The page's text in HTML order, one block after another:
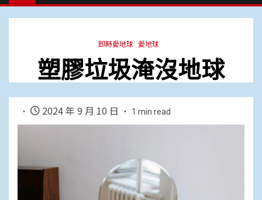
即時愛地球 愛地球
塑膠垃圾淹沒地球
2024 年 9 月 10 日 1 min read